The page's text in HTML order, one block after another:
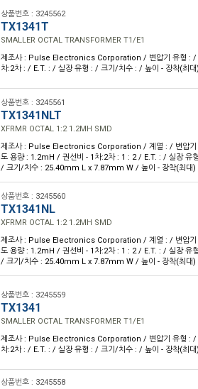
상품번호 : 3245562
TX1341T
SMALLER OCTAL TRANSFORMER T1/E1
제조사 : Pulse Electronics Corporation / 변압기 유형 : /
차:2차 : / E.T. : / 실장 유형 : / 크기/치수 : / 높이 - 장착(최
상품번호 : 3245561
TX1341NLT
XFRMR OCTAL 1:2 1.2MH SMD
제조사 : Pulse Electronics Corporation / 계열 : / 변압기
도 용량 : 1.2mH / 권선비 - 1차:2차 : 1 : 2 / E.T. : / 실장 유
/ 크기/치수 : 25.40mm L x 7.87mm W / 높이 - 장착(최대
상품번호 : 3245560
TX1341NL
XFRMR OCTAL 1:2 1.2MH SMD
제조사 : Pulse Electronics Corporation / 계열 : / 변압기
도 용량 : 1.2mH / 권선비 - 1차:2차 : 1 : 2 / E.T. : / 실장 유
/ 크기/치수 : 25.40mm L x 7.87mm W / 높이 - 장착(최대
상품번호 : 3245559
TX1341
SMALLER OCTAL TRANSFORMER T1/E1
제조사 : Pulse Electronics Corporation / 변압기 유형 : /
차:2차 : / E.T. : / 실장 유형 : / 크기/치수 : / 높이 - 장착(최
상품번호 : 3245558